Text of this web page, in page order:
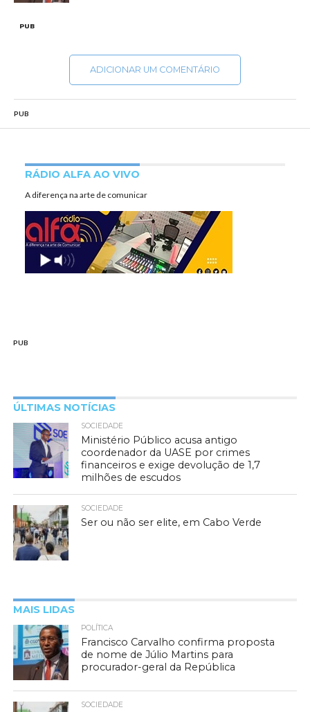
PUB
ADICIONAR UM COMENTÁRIO
PUB
RÁDIO ALFA AO VIVO
A diferença na arte de comunicar
PUB
ÚLTIMAS NOTÍCIAS
SOCIEDADE
Ministério Público acusa antigo
coordenador da UASE por crimes
financeiros e exige devolução de 1,7
milhões de escudos
SOCIEDADE
Ser ou não ser elite, em Cabo Verde
MAIS LIDAS
POLÍTICA
Francisco Carvalho confirma proposta
de nome de Júlio Martins para
procurador-geral da República
SOCIEDADE